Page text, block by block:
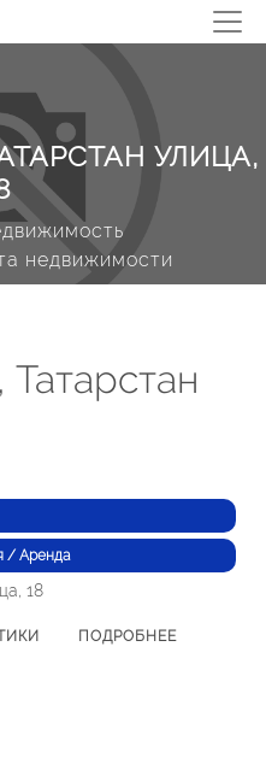
УЛИЦА,
недвижимости
/ Аренда
18
ПОДРОБНЕЕ